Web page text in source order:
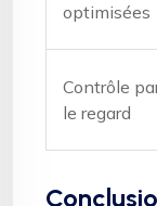
optimisées
Contrôle
le regard